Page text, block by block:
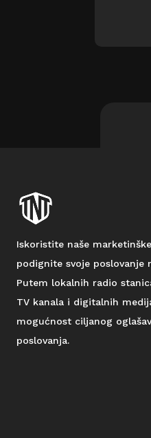
Iskoristite naše
podignite svoje poslovanje
Putem lokalnih radio
TV kanala i digitalnih
mogućnost ciljanog
poslovanja.